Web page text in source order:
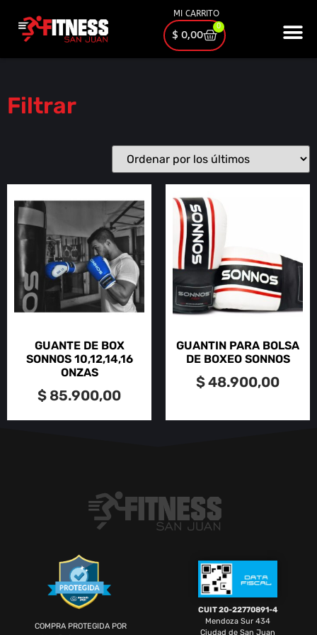
MI CARRITO
$ 0,00
0
Filtrar
GUANTE DE BOX
SONNOS 10,12,14,16
ONZAS
$ 85.900,00
GUANTIN PARA BOLSA
DE BOXEO SONNOS
$48.900,00
COMPRA PROTEGIDA POR
CUIT 20-22770891-4
Mendoza Sur 434
Ciudad de San Juan